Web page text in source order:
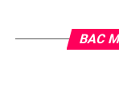
ВАС